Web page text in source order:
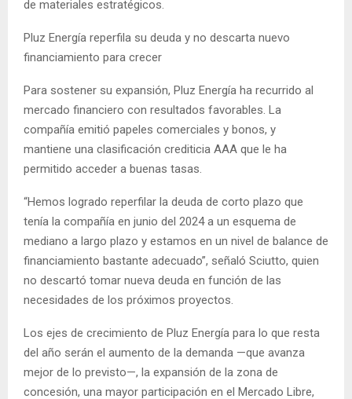
de materiales estratégicos.
Pluz Energía reperfila su deuda y no descarta nuevo
financiamiento para crecer
Para sostener su expansión, Pluz Energía ha recurrido al
mercado financiero con resultados favorables. La
compañía emitió papeles comerciales y bonos, y
mantiene una clasificación crediticia AAA que le ha
permitido acceder a buenas tasas.
“Hemos logrado reperfilar la deuda de corto plazo que
tenía la compañía en junio del 2024 a un esquema de
mediano a largo plazo y estamos en un nivel de balance de
financiamiento bastante adecuado”, señaló Sciutto, quien
no descartó tomar nueva deuda en función de las
necesidades de los próximos proyectos.
Los ejes de crecimiento de Pluz Energía para lo que resta
del año serán el aumento de la demanda —que avanza
mejor de lo previsto—, la expansión de la zona de
concesión, una mayor participación en el Mercado Libre,